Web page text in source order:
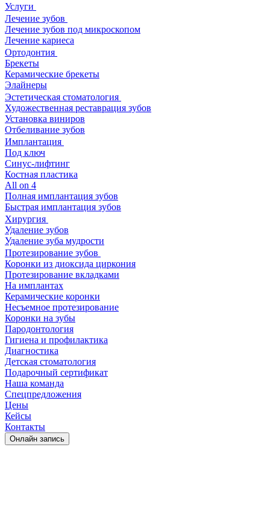
Услуги
Лечение зубов
Лечение зубов под микроскопом
Лечение кариеса
Ортодонтия
Брекеты
Керамические брекеты
Элайнеры
Эстетическая стоматология
Художественная реставрация зубов
Установка виниров
Отбеливание зубов
Имплантация
Под ключ
Синус-лифтинг
Костная пластика
All on 4
Полная имплантация зубов
Быстрая имплантация зубов
Хирургия
Удаление зубов
Удаление зуба мудрости
Протезирование зубов
Коронки из диоксида циркония
Протезирование вкладками
На имплантах
Керамические коронки
Несъемное протезирование
Коронки на зубы
Пародонтология
Гигиена и профилактика
Диагностика
Детская стоматология
Подарочный сертификат
Наша команда
Спецпредложения
Цены
Кейсы
Контакты
Oнлайн запись